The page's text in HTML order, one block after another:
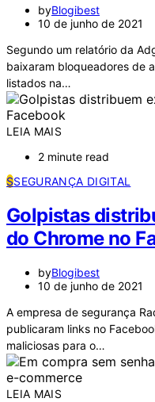
byBlogibest
10 de junho de 2021
Segundo um relatório da
baixaram bloqueadores de
listados na…
LEIA MAIS
2 minute read
SSEGURANÇA DIGITAL
Golpistas
do Chrome no
byBlogibest
10 de junho de 2021
A empresa de segurança
publicaram links no
maliciosas para o…
LEIA MAIS